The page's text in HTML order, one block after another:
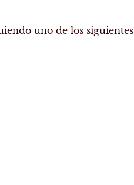
uno de los siguientes